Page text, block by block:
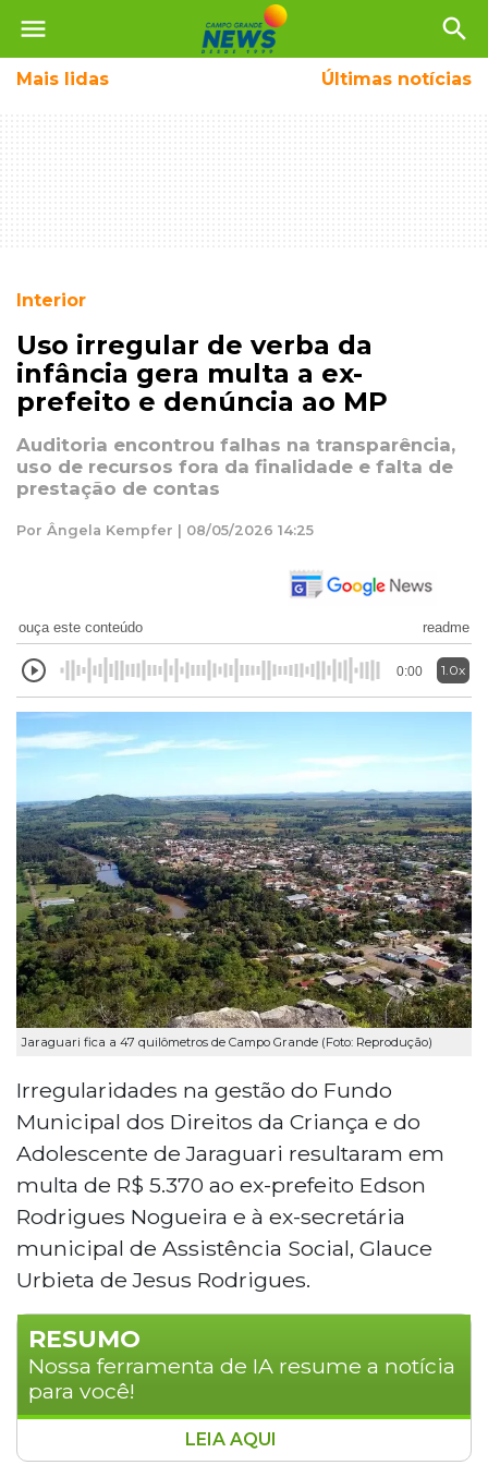
menu search
Mais lidas Últimas notícias
Interior
Uso irregular de verba da
infância gera multa a ex-
prefeito e denúncia ao MP
Auditoria encontrou falhas na transparência,
uso de recursos fora da finalidade e falta de
prestação de contas
Por Ângela Kempfer | 08/05/2026 14:25
ouça este conteúdo readme
0:00 1.0x
Jaraguari fica a 47 quilômetros de Campo Grande (Foto: Reprodução)
Irregularidades na gestão do Fundo
Municipal dos Direitos da Criança e do
Adolescente de Jaraguari resultaram em
multa de R$ 5.370 ao ex-prefeito Edson
Rodrigues Nogueira e à ex-secretária
municipal de Assistência Social, Glauce
Urbieta de Jesus Rodrigues.
RESUMO
Nossa ferramenta de IA resume a notícia
para você!
O TCE-MS declarou irregulares atos de
LEIA AQUI